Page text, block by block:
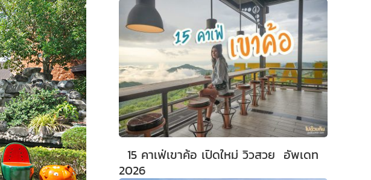
15 คาเฟ่เขาค้อ เปิดใหม่ วิวสวย อัพเดท
2026